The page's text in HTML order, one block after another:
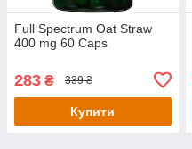
Full Spectrum Oat Straw
400 mg 60 Caps
283 ₴ 339 ₴
Купити